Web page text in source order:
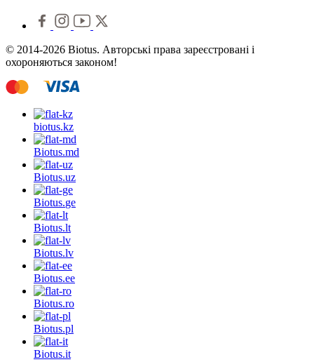
© 2014-2026 Biotus. Авторські права зареєстровані і
охороняються законом!
biotus.kz
Biotus.md
Biotus.uz
Biotus.ge
Biotus.lt
Biotus.lv
Biotus.ee
Biotus.ro
Biotus.pl
Biotus.it